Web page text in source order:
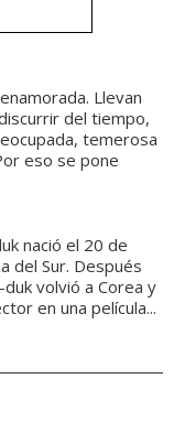
Llevan
del tiempo,
temerosa
eso se pone
nació el 20 de
del Sur. Después
volvió a Corea y
en una película...